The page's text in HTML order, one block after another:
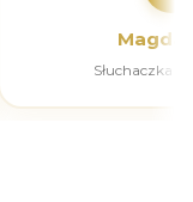
Słuchaczka